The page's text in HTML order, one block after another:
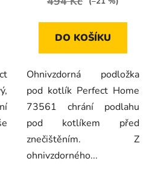
DO KOŠÍKU
Ohnivzdorná podložka
pod kotlík Perfect Home
73561 chrání podlahu
pod kotlíkem před
znečištěním. Z
ohnivzdorného...